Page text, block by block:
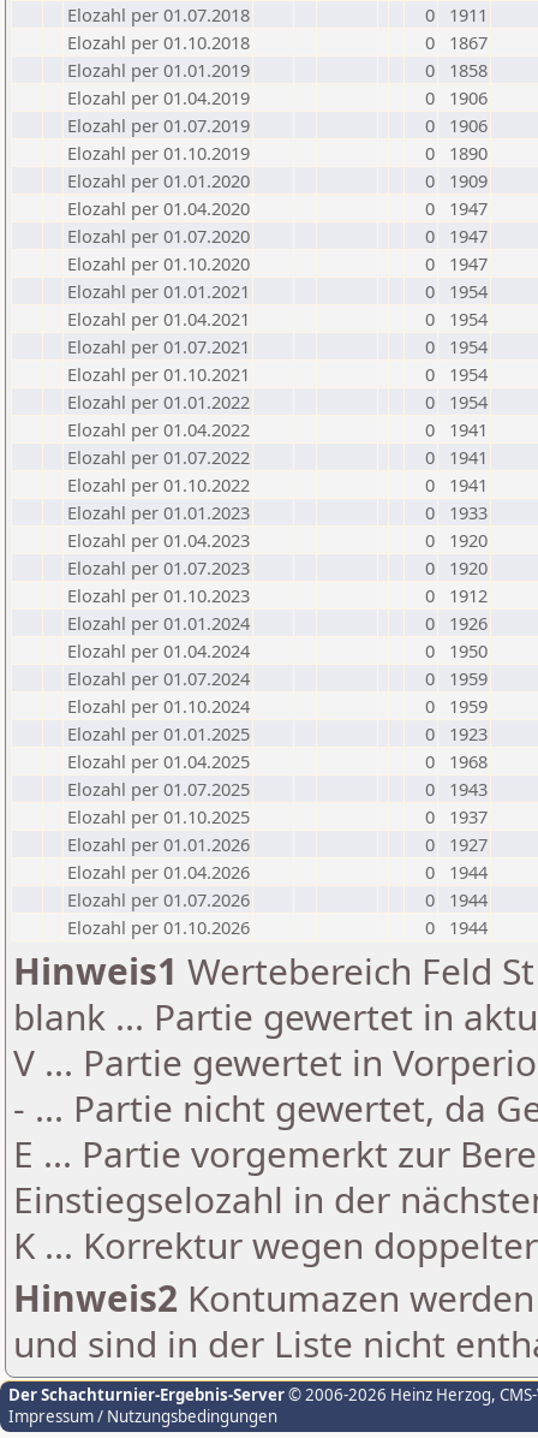
Elozahl per 01.07.2018
0
1911
Elozahl per 01.10.2018
0
1867
Elozahl per 01.01.2019
0
1858
Elozahl per 01.04.2019
0
1906
Elozahl per 01.07.2019
0
1906
Elozahl per 01.10.2019
0
1890
Elozahl per 01.01.2020
0
1909
Elozahl per 01.04.2020
0
1947
Elozahl per 01.07.2020
0
1947
Elozahl per 01.10.2020
0
1947
Elozahl per 01.01.2021
0
1954
Elozahl per 01.04.2021
0
1954
Elozahl per 01.07.2021
0
1954
Elozahl per 01.10.2021
0
1954
Elozahl per 01.01.2022
0
1954
Elozahl per 01.04.2022
0
1941
Elozahl per 01.07.2022
0
1941
Elozahl per 01.10.2022
0
1941
Elozahl per 01.01.2023
0
1933
Elozahl per 01.04.2023
0
1920
Elozahl per 01.07.2023
0
1920
Elozahl per 01.10.2023
0
1912
Elozahl per 01.01.2024
0
1926
Elozahl per 01.04.2024
0
1950
Elozahl per 01.07.2024
0
1959
Elozahl per 01.10.2024
0
1959
Elozahl per 01.01.2025
0
1923
Elozahl per 01.04.2025
0
1968
Elozahl per 01.07.2025
0
1943
Elozahl per 01.10.2025
0
1937
Elozahl per 01.01.2026
0
1927
Elozahl per 01.04.2026
0
1944
Elozahl per 01.07.2026
0
1944
Elozahl per 01.10.2026
0 1944
Hinweis1 Wertebereich Feld
blank ... Partie gewertet in
V ... Partie gewertet in
- ... Partie nicht gewertet, da
E ... Partie vorgemerkt zur
Einstiegselozahl in der
K ... Korrektur wegen
Hinweis2 Kontumazen
und sind in der Liste nicht
Der Schachturnier-Ergebnis-Server© 2006-2026 Heinz Herzog,
Impressum / Nutzungsbedingungen